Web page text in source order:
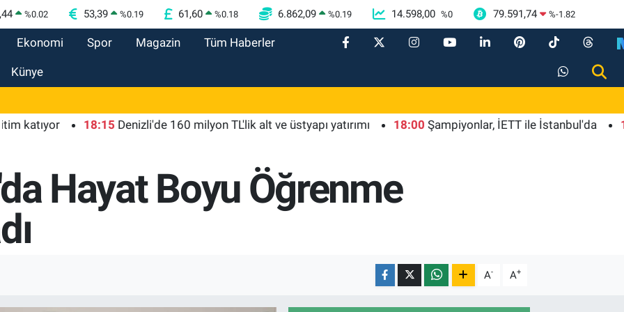
%0.02 53,39 %0.19 61,60 %0.18 6.862,09 %0.19 14.598,00 %0 79.591,74 %-1.82
Ekonomi Spor Magazin Tüm Haberler
Künye
18:15 Denizli'de 160 milyon TL'lik alt ve üstyapı yatırımı 18:00 Şampiyonlar, İETT ile İstanbul'da 19:00
Hayat Boyu Öğrenme
A- A+